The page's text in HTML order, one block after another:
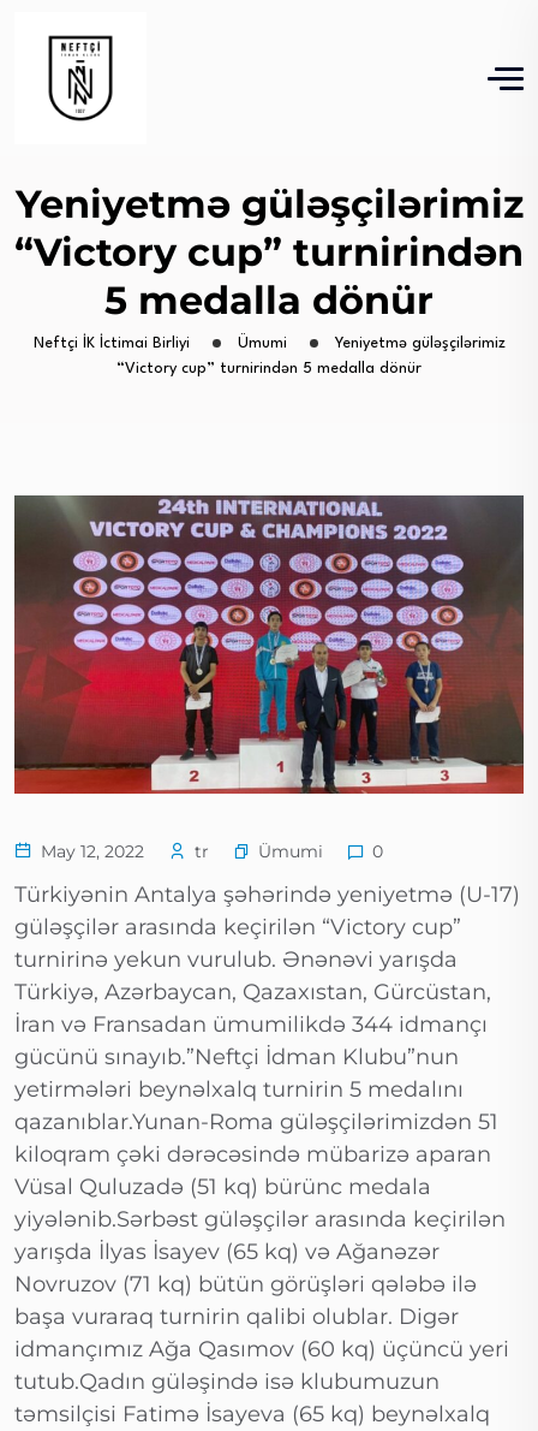
Yeniyetmə güləşçilərimiz
“Victory cup” turnirindən
5 medalla dönür
Neftçi İK İctimai Birliyi Ümumi
Yeniyetmə güləşçilərimiz
“Victory cup” turnirindən 5 medalla dönür
May 12, 2022 tr Ümumi 0
Türkiyənin Antalya şəhərində yeniyetmə (U-17)
güləşçilər arasında keçirilən “Victory cup”
turnirinə yekun vurulub. Ənənəvi yarışda
Türkiyə, Azərbaycan, Qazaxıstan, Gürcüstan,
İran və Fransadan ümumilikdə 344 idmançı
gücünü sınayıb.”Neftçi İdman Klubu”nun
yetirmələri beynəlxalq turnirin 5 medalını
qazanıblar.Yunan-Roma güləşçilərimizdən 51
kiloqram çəki dərəcəsində mübarizə aparan
Vüsal Quluzadə (51 kq) bürünc medala
yiyələnib.Sərbəst güləşçilər arasında keçirilən
yarışda İlyas İsayev (65 kq) və Ağanəzər
Novruzov (71 kq) bütün görüşləri qələbə ilə
başa vuraraq turnirin qalibi olublar. Digər
idmançımız Ağa Qasımov (60 kq) üçüncü yeri
tutub.Qadın güləşində isə klubumuzun
təmsilçisi Fatimə İsayeva (65 kq) beynəlxalq